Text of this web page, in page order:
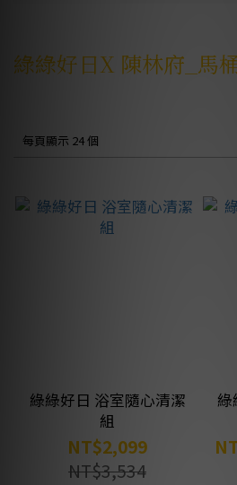
綠綠好日X 陳林府_馬
每頁顯示 24 個
綠綠好日 浴室隨心清潔
組
NT$2,099
NT$3,534
綠